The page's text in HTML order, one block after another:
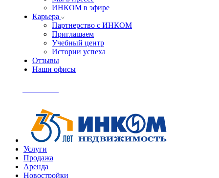
ИНКОМ в эфире
Карьера
Партнерство с ИНКОМ
Приглашаем
Учебный центр
Истории успеха
Отзывы
Наши офисы
Услуги
Продажа
Аренда
Новостройки